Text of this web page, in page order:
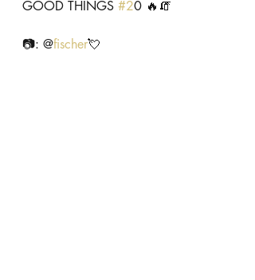
GOOD THINGS #20 🔥🧯
📷: @fischer💘